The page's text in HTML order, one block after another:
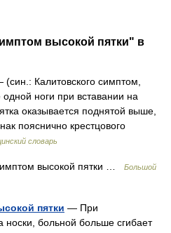
высокой пятки" в
(син.: Калитовского симптом,
ноги при вставании на
оказывается поднятой выше,
пояснично крестцового
словарь
высокой пятки …
Большой
пятки — При
носки, больной больше сгибает